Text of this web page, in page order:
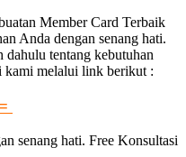
Member Card Terbaik
Anda dengan senang hati.
tentang kebutuhan
kami melalui link berikut :
senang hati. Free Konsultasi